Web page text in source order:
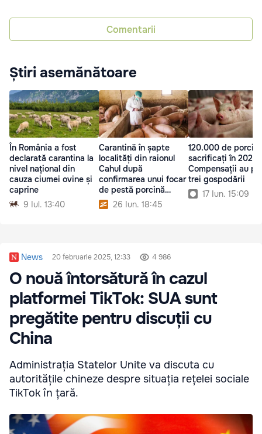
Comentarii
Știri asemănătoare
În România a fost
declarată carantina la
nivel național din
cauza ciumei ovine și
caprine
9 Iul. 13:40
Carantină în șapte
localități din raionul
Cahul după
confirmarea unui focar
de pestă porcină
africană26 Iun. 18:45
120.000 de porci,
sacrificați în 2025:
Compensații au
trei gospodării
17 Iun. 15:09
News 20 februarie 2025, 12:33 4 986
O nouă întorsătură în cazul
platformei TikTok: SUA sunt
pregătite pentru discuții cu
China
Administrația Statelor Unite va discuta cu
autoritățile chineze despre situația rețelei sociale
TikTok în țară.